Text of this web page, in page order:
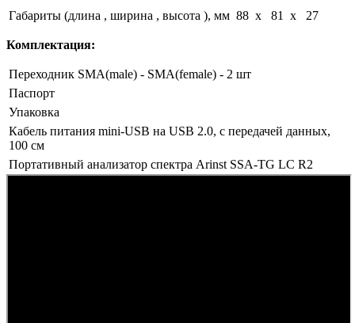
Габариты (длина , ширина , высота ), мм 88 x 81 x 27
Комплектация:
Переходник SMA(male) - SMA(female) - 2 шт
Паспорт
Упаковка
Кабель питания mini-USB на USB 2.0, с передачей данных,
100 см
Портативный анализатор спектра Arinst SSA-TG LC R2